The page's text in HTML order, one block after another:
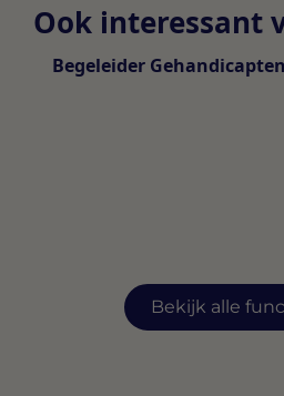
Ook interessant
Bekijk alle
Begeleider